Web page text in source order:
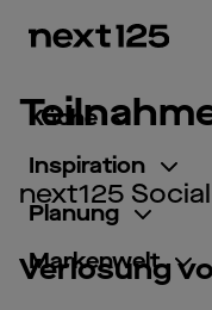
Küche
Inspiration
Planung
Markenwelt
next125
Verlosung